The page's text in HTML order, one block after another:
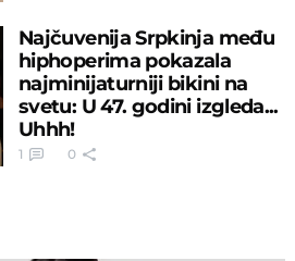
Najčuvenija Srpkinja među
hiphoperima pokazala
najminijaturniji bikini na
svetu: U 47. godini izgleda...
Uhhh!
1 0